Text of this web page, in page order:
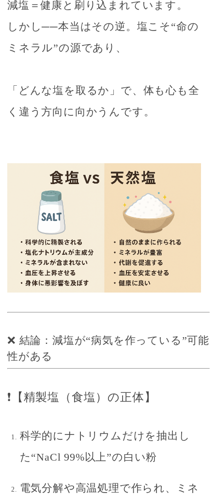
減塩＝健康 と刷り込まれています。
しかし──本当はその逆。 塩こそ“命の
ミネラル”の源であり、
「どんな塩を取るか」で、体も心も全
く違う方向に向かうんです。
❌ 結論：減塩が“病気を作っている”可能
性がある
❗【精製塩（食塩）の正体】
科学的にナトリウムだけを抽出し
た“NaCl 99%以上”の白い粉
電気分解や高温処理で作られ、ミネ